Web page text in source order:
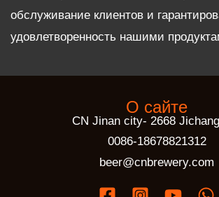
обслуживание клиентов и
удовлетворенность нашими
О сайте
CN Jinan city- 2668
0086-18678821312
beer@cnbrewery.com